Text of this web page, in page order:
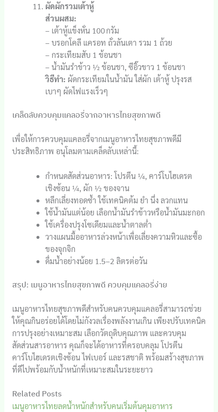
ผัดผักรวมเต้าหู้
ส่วนผสม:
– เต้าหู้แข็งหั่น 100 กรัม
– บรอกโคลี แครอท ถั่วลันเตา รวม 1 ถ้วย
– กระเทียมสับ 1 ช้อนชา
– น้ำมันรำข้าว ½ ช้อนชา, ซีอิ๊วขาว 1 ช้อนชา
วิธีทำ: ผัดกระเทียมในน้ำมัน ใส่ผัก เต้าหู้ ปรุงรส
เบาๆ ผัดไฟแรงเร็วๆ
เคล็ดลับควบคุมแคลอรี่จากอาหารไทยสุขภาพดี
เพื่อให้การควบคุมแคลอรี่จากเมนูอาหารไทยสุขภาพดีมี
ประสิทธิภาพ อนุโลมตามเคล็ดลับเหล่านี้:
กำหนดสัดส่วนอาหาร: โปรตีน ¼, คาร์โบไฮเดรต
เชิงซ้อน ¼, ผัก ½ ของจาน
หลีกเลี่ยงทอดซ้ำ ใช้เทคนิคต้ม ยำ นึ่ง ลวกแทน
ใช้น้ำมันแต่น้อย เลือกน้ำมันรำข้าวหรือน้ำมันมะกอก
ใช้เครื่องปรุงโซเดียมและน้ำตาลต่ำ
วางแผนมื้ออาหารล่วงหน้าเพื่อเลี่ยงความหิวและซื้อ
ของจุกจิก
ดื่มน้ำอย่างน้อย 1.5–2 ลิตรต่อวัน
สรุป: เมนูอาหารไทยสุขภาพดี ควบคุมแคลอรี่ง่าย
เมนูอาหารไทยสุขภาพดีสำหรับคนควบคุมแคลอรี่สามารถช่วย
ให้คุณกินอร่อยได้โดยไม่กังวลเรื่องพลังงานเกิน เพียงปรับเทคนิค
การปรุงอย่างเหมาะสม เลือกวัตถุดิบคุณภาพ และควบคุม
สัดส่วนสารอาหาร คุณก็จะได้อาหารที่ครอบคลุม โปรตีน
คาร์โบไฮเดรตเชิงซ้อน ไฟเบอร์ และรสชาติ พร้อมสร้างสุขภาพ
ที่ดีไปพร้อมกับน้ำหนักที่เหมาะสมในระยะยาว
Related Posts
เมนูอาหารไทยลดน้ำหนักสำหรับคนเริ่มต้นคุมอาหาร